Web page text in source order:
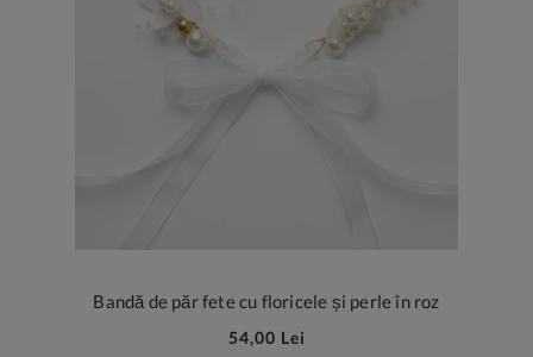
Bandă de păr fete cu floricele și perle în roz
54,00 Lei